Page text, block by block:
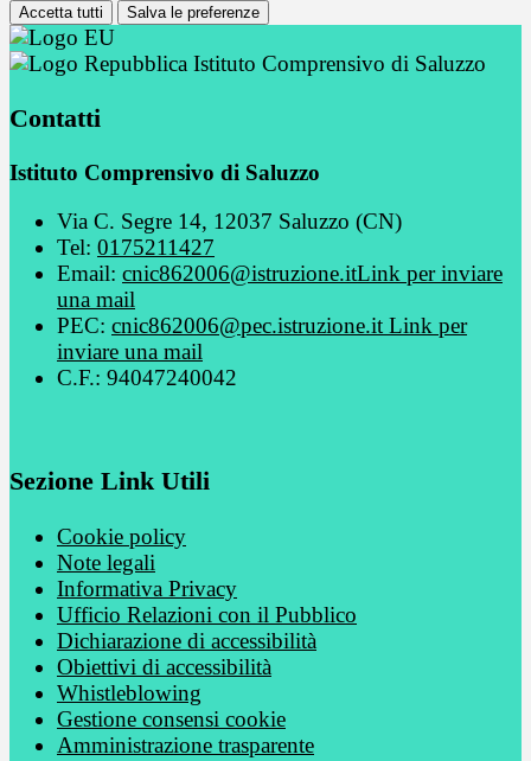
Accetta tutti Salva le preferenze
Istituto Comprensivo di Saluzzo
Contatti
Istituto Comprensivo di Saluzzo
Via C. Segre 14, 12037 Saluzzo (CN)
Tel: 0175211427
Email: cnic862006@istruzione.itLink per inviare
una mail
PEC: cnic862006@pec.istruzione.it Link per
inviare una mail
C.F.: 94047240042
Sezione Link Utili
Cookie policy
Note legali
Informativa Privacy
Ufficio Relazioni con il Pubblico
Dichiarazione di accessibilità
Obiettivi di accessibilità
Whistleblowing
Gestione consensi cookie
Amministrazione trasparente